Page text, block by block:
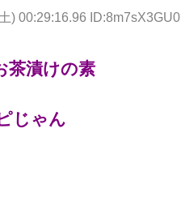
) 00:29:16.96 ID:8m7sX3GU0
茶漬けの素
じゃん